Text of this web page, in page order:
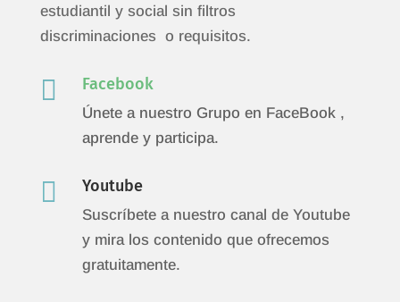
estudiantil y social sin filtros
discriminaciones o requisitos.
 Facebook
Únete a nuestro Grupo en FaceBook ,
aprende y participa.
 Youtube
Suscríbete a nuestro canal de Youtube
y mira los contenido que ofrecemos
gratuitamente.